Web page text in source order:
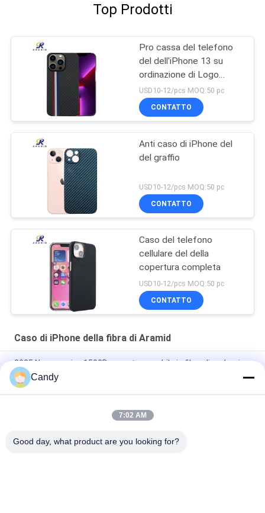
Top Prodotti
Pro cassa del telefono
del dell'iPhone 13 su
ordinazione di Logo
Minimalist
USD10-12/pcs MOQ:50 pc
CONTATTO
Anti caso di iPhone del
del graffio
USD10-12/pcs MOQ:50 pc
CONTATTO
Caso del telefono
cellulare del della
copertura completa
USD10-12/pcs MOQ:50 pc
CONTATTO
Caso di iPhone della fibra di Aramid
2025 Nuovo arrivo 1500D copertura mobile in fibra di carbonio
di aramide per iPhone 17 Pro Max
Cover per cellulare in fibra di carbonio aramidica premium con
Candy
7:02 AM
Good day, what product are you looking for?